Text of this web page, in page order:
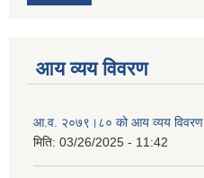
आय व्यय विवरण
आ.व. २०७९।८० को आय व्यय विवरण
मिति: 03/26/2025 - 11:42